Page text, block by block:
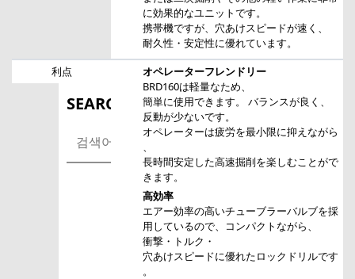
방문해 주셔서 감사합니다.
SEARCH
Close
に効果的なユニットです。
携帯機ですが、穴あけスピードが速く、
耐久性・安定性に優れています。
利点
オペレーターフレンドリー
BRD160は軽量なため、
簡単に使用できます。 バランスが良く、
反動が少ないです。
オペレーターは疲労を最小限に抑えながら
、
長時間安定した高速掘削を楽しむことがで
きます。
高効率
エアー効率の高いチューブラーバルブを採
用しているので、コンパクトながら、
衝撃・トルク・
穴あけスピードに優れたロックドリルです
。